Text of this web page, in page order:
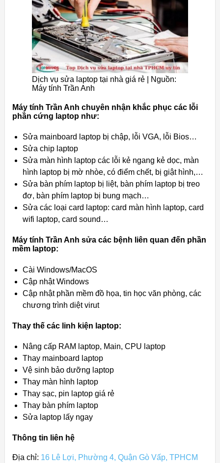
Dịch vụ sửa laptop tại nhà giá rẻ | Nguồn:
Máy tính Trần Anh
Máy tính Trần Anh chuyên nhận khắc phục các lỗi
phần cứng laptop như:
Sửa mainboard laptop bị chập, lỗi VGA, lỗi Bios…
Sửa chip laptop
Sửa màn hình laptop các lỗi kẻ ngang kẻ dọc, màn
hình laptop bị mờ nhòe, có điểm chết, bị giật hình,…
Sửa bàn phím laptop bị liệt, bàn phím laptop bị treo
đơ, bàn phím laptop bị bung mạch…
Sửa các loại card laptop: card màn hình laptop, card
wifi laptop, card sound…
Máy tính Trần Anh sửa các bệnh liên quan đến phần
mềm laptop:
Cài Windows/MacOS
Cập nhật Windows
Cập nhật phần mềm đồ họa, tin học văn phòng, các
chương trình diệt virut
Thay thế các linh kiện laptop:
Nâng cấp RAM laptop, Main, CPU laptop
Thay mainboard laptop
Vệ sinh bảo dưỡng laptop
Thay màn hình laptop
Thay sạc, pin laptop giá rẻ
Thay bàn phím laptop
Sửa laptop lấy ngay
Thông tin liên hệ
Địa chỉ: 16 Lê Lợi, Phường 4, Quận Gò Vấp, TPHCM